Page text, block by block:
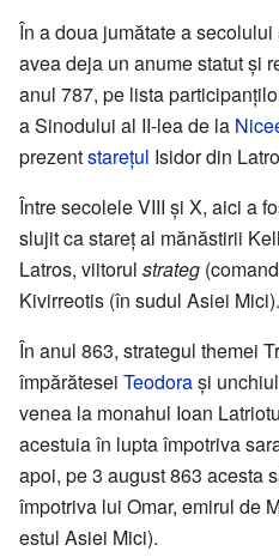
În a doua jumătate a
avea deja un anume statut și
anul 787, pe lista
a Sinodului al II-lea de la
prezentstarețul Isidor din
Între secolele VIII și X, aici a
slujit ca stareț al mănăstirii
Latros, viitorul strateg
Kivirreotis (în sudul Asiei Mici).
În anul 863, strategul themei
împărătesei Teodorași
venea la monahul Ioan
acestuia în lupta împotriva
apoi, pe 3 august 863 acesta
împotriva lui Omar, emirul de
estul Asiei Mici).